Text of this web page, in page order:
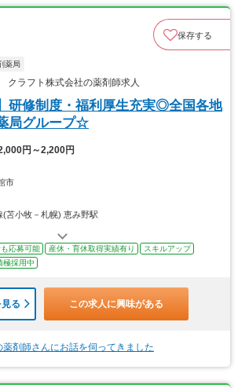
保存する
薬局
ラフト株式会社の薬剤師求人
研修制度・福利厚生充実◎全国各地
局グループ☆
円～2,200円
市
(苫小牧－札幌) 恵み野駅
応募可能 産休・育休取得実績有り
スキルアップ
極採用中
る この求人に興味がある
薬剤師さんにお話を伺ってきました